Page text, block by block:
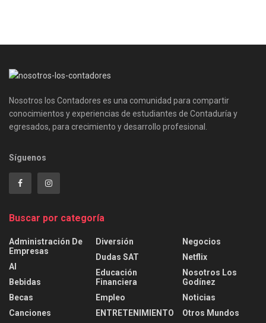
Nosotros los Contadores es una comunidad para compartir
conocimientos y experiencias de estudiantes de Contaduría y
egresados, para crecimiento y desarrollo profesional.
Síguenos
Buscar por categoría
Administración De
Empresas
AI
Bebidas
Becas
Canciones
Diversión
Dudas SAT
Educación
Financiera
Empleo
ENTRETENIMIENTO
Negocios
Netflix
Nosotros Los
Godínez
Noticias
Otros Mundos